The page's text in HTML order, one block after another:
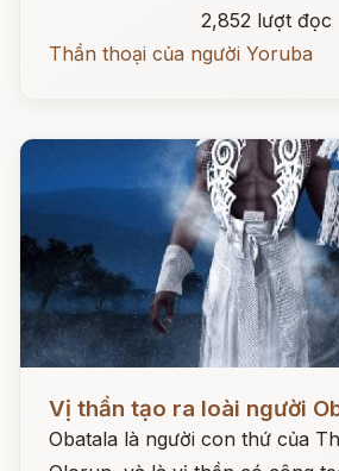
2,852 lượt đọc
Thần thoại của người Yoruba
Đọc ngay
Vị thần tạo ra loài người
Obatala là người con thứ của